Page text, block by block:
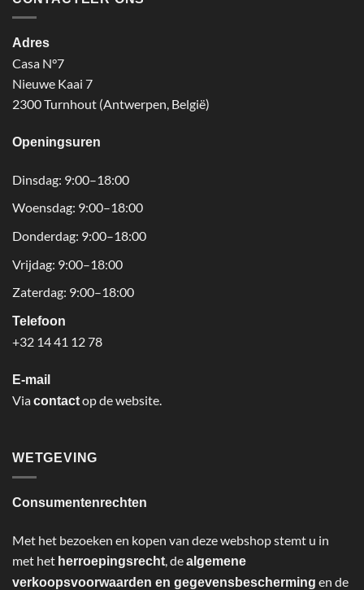
Adres
Casa N°7
Nieuwe Kaai 7
2300 Turnhout (Antwerpen, België)
Openingsuren
Dinsdag: 9:00–18:00
Woensdag: 9:00–18:00
Donderdag: 9:00–18:00
Vrijdag: 9:00–18:00
Zaterdag: 9:00–18:00
Telefoon
+32 14 41 12 78
E-mail
Viacontactop de website.
WETGEVING
Consumentenrechten
Met het bezoeken en kopen van deze webshop stemt u in
met het herroepingsrecht , dealgemene
verkoopsvoorwaarden en gegevensbescherming en de